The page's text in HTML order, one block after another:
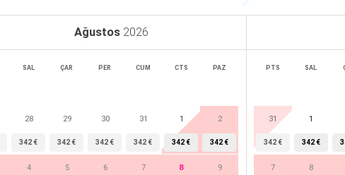
Ağustos 2026
SAL ÇAR PER CUM CTS PAZ
28
342 €
29
342 €
30
342 €
31
342 €
1
342 €
2
342 €
4 5 6 7 8 9
PTS SAL
31
342 €
1
342 €
7 8